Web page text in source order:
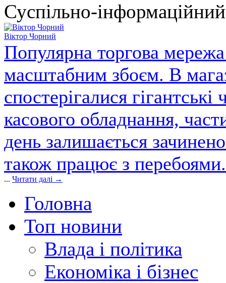
Суспільно-
Віктор Чорний
Популярна торгова
масштабним збоєм. В
спостерігалися
касового обладнання,
день залишається
також працює з
... Читати далі →
Головна
Топ новини
Влада і політика
Економіка і бізнес